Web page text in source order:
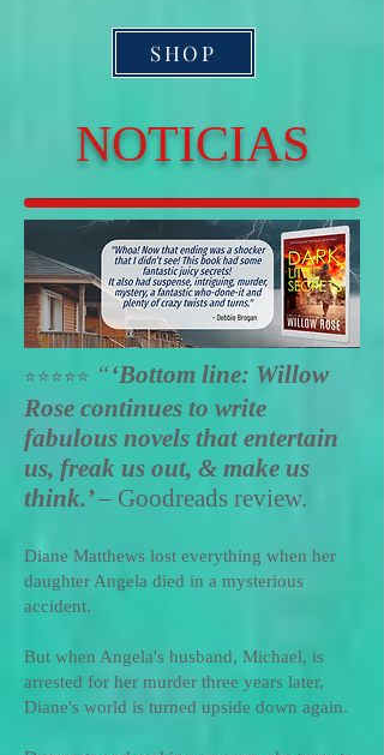
SHOP
NOTICIAS
⭐️⭐️⭐️⭐️⭐️ “‘Bottom line: Willow
Rose continues to write
fabulous novels that entertain
us, freak us out, & make us
think.’– Goodreads review.
Diane Matthews lost everything when her
daughter Angela died in a mysterious
accident.
But when Angela's husband, Michael, is
arrested for her murder three years later,
Diane's world is turned upside down again.